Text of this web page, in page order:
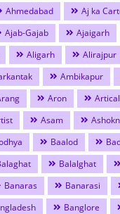
Ahmedabad
Aj ka
Ajab-Gajab Ajaigarh
Aligarh Alirajpur
Ambikapur
Aron Artical
Asam
Baalod
Balalghat
Banaras Banarasi
Banglore